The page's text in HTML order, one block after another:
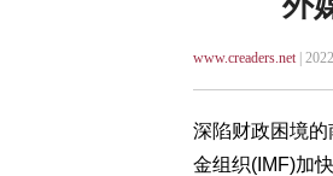
www.creaders.net|
深陷财政困境
金组织(IMF)加